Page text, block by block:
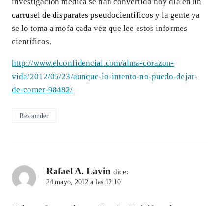
carrusel de disparates pseudocientificos y la gente ya
se lo toma a mofa cada vez que lee estos informes
cientificos.
http://www.elconfidencial.com/alma-corazon-
vida/2012/05/23/aunque-lo-intento-no-puedo-dejar-
de-comer-98482/
Responder
Rafael A. Lavin dice:
24 mayo, 2012 a las 12:10